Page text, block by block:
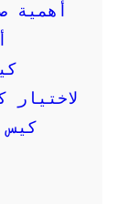
أهمية